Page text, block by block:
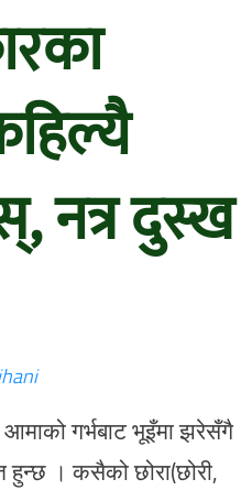
नत्र दुस्ख
आमाको गर्भबाट भूइँमा झरेसँगै
हुन्छ । कसैको छोरा(छोरी,